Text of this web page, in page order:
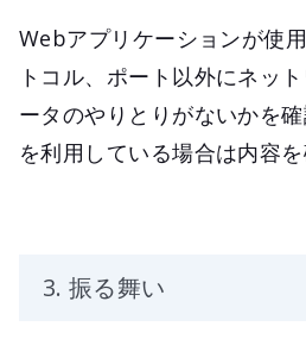
Webアプリケーションが使
トコル、ポート以外にネッ
ータのやりとりがないかを
を利用している場合は内容を
3. 振る舞い